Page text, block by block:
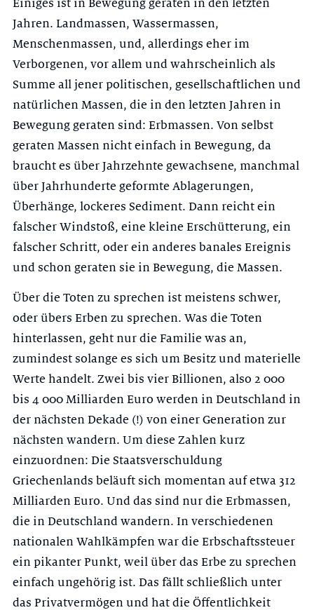
Einiges ist in Bewegung geraten in den letzten
Jahren. Landmassen, Wassermassen,
Menschenmassen, und, allerdings eher im
Verborgenen, vor allem und wahrscheinlich als
Summe all jener politischen, gesellschaftlichen und
natürlichen Massen, die in den letzten Jahren in
Bewegung geraten sind: Erbmassen. Von selbst
geraten Massen nicht einfach in Bewegung, da
braucht es über Jahrzehnte gewachsene, manchmal
über Jahrhunderte geformte Ablagerungen,
Überhänge, lockeres Sediment. Dann reicht ein
falscher Windstoß, eine kleine Erschütterung, ein
falscher Schritt, oder ein anderes banales Ereignis
und schon geraten sie in Bewegung, die Massen.
Über die Toten zu sprechen ist meistens schwer,
oder übers Erben zu sprechen. Was die Toten
hinterlassen, geht nur die Familie was an,
zumindest solange es sich um Besitz und materielle
Werte handelt. Zwei bis vier Billionen, also 2 000
bis 4 000 Milliarden Euro werden in Deutschland in
der nächsten Dekade (!) von einer Generation zur
nächsten wandern. Um diese Zahlen kurz
einzuordnen: Die Staatsverschuldung
Griechenlands beläuft sich momentan auf etwa 312
Milliarden Euro. Und das sind nur die Erbmassen,
die in Deutschland wandern. In verschiedenen
nationalen Wahlkämpfen war die Erbschaftssteuer
ein pikanter Punkt, weil über das Erbe zu sprechen
einfach ungehörig ist. Das fällt schließlich unter
das Privatvermögen und hat die Öffentlichkeit